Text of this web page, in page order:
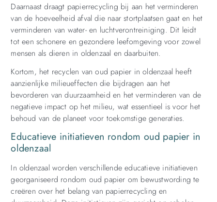
Daarnaast draagt papierrecycling bij aan het verminderen
van de hoeveelheid afval die naar stortplaatsen gaat en het
verminderen van water- en luchtverontreiniging. Dit leidt
tot een schonere en gezondere leefomgeving voor zowel
mensen als dieren in oldenzaal en daarbuiten.
Kortom, het recyclen van oud papier in oldenzaal heeft
aanzienlijke milieueffecten die bijdragen aan het
bevorderen van duurzaamheid en het verminderen van de
negatieve impact op het milieu, wat essentieel is voor het
behoud van de planeet voor toekomstige generaties.
Educatieve initiatieven rondom oud papier in
oldenzaal
In oldenzaal worden verschillende educatieve initiatieven
georganiseerd rondom oud papier om bewustwording te
creëren over het belang van papierrecycling en